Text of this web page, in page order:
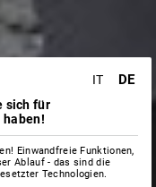
IT DE
sich für
haben!
Einwandfreie Funktionen,
Ablauf - das sind die
Technologien.